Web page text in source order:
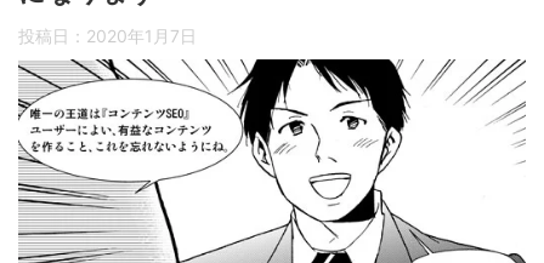
投稿日： 2020年1月7日